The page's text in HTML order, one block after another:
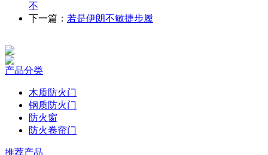
不
下一篇： 若是伊朗不敏捷步履
产品分类
木质防火门
钢质防火门
防火窗
防火卷帘门
推荐产品